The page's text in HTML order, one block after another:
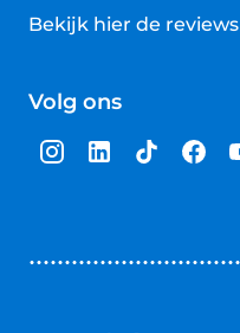
Bekijk hier de reviews
van
sterren
Volg ons